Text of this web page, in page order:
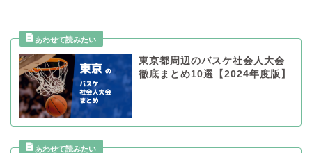
東京都周辺のバスケ社会人大会
徹底まとめ10選【2024年度版】